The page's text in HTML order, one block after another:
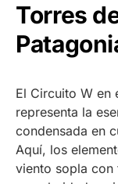
Torres
El Circuito W en
representa la
condensada en
Aquí, los
viento sopla